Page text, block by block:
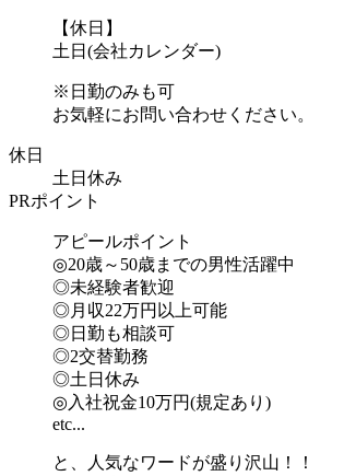
【休日】
土日(会社カレンダー)
※日勤のみも可
お気軽にお問い合わせください。
休日
土日休み
PRポイント
アピールポイント
◎20歳～50歳までの男性活躍中
◎未経験者歓迎
◎月収22万円以上可能
◎日勤も相談可
◎2交替勤務
◎土日休み
◎入社祝金10万円(規定あり)
etc...
と、人気なワードが盛り沢山！！